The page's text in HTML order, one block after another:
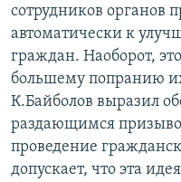
сотрудников органов
автоматически к
граждан. Наоборот,
большему попранию
К.Байболов выразил
раздающимся
проведение
допускает, что эта